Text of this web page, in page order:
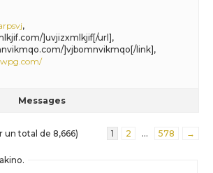
,
]uvjizxmlkjif[/url],
]vjbomnvikmqo[/link],
Messages
un total de 8,666) 1 2 … 578 →